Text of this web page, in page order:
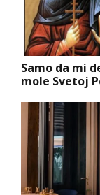
Samo da mi
mole Svetoj